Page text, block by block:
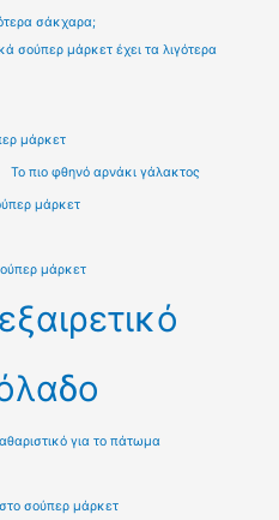
σάκχαρα;
σούπερ μάρκετ έχει τα λιγότερα
μάρκετ
Το πιο φθηνό αρνάκι γάλακτος
μάρκετ
μάρκετ
για το πάτωμα
σούπερ μάρκετ